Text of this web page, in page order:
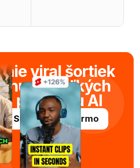
viral šortiek
niekoľkých
pomocou AI
Submagic zadarmo